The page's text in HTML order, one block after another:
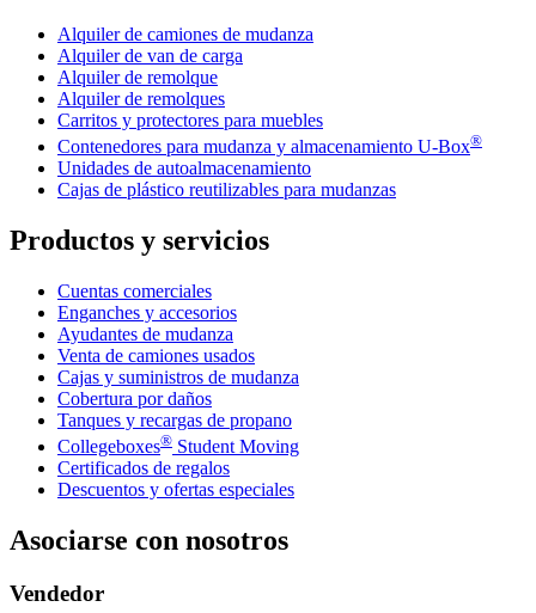
Alquiler de camiones de mudanza
Alquiler de van de carga
Alquiler de remolque
Alquiler de remolques
Carritos y protectores para muebles
Contenedores para mudanza y almacenamiento U-Box®
Unidades de autoalmacenamiento
Cajas de plástico reutilizables para mudanzas
Productos y servicios
Cuentas comerciales
Enganches y accesorios
Ayudantes de mudanza
Venta de camiones usados
Cajas y suministros de mudanza
Cobertura por daños
Tanques y recargas de propano
Collegeboxes® Student Moving
Certificados de regalos
Descuentos y ofertas especiales
Asociarse con nosotros
Vendedor